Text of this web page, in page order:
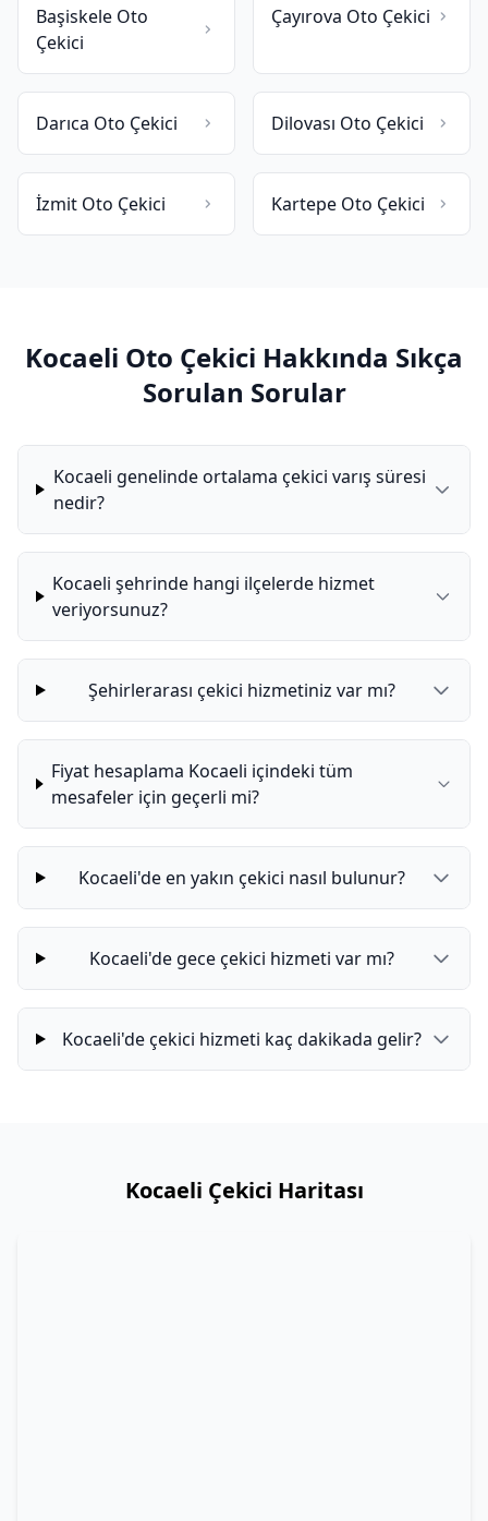
Başiskele Oto
Çekici
Çayırova Oto Çekici
Darıca Oto Çekici Dilovası Oto Çekici
İzmit Oto Çekici Kartepe Oto Çekici
Kocaeli Oto Çekici Hakkında Sıkça
Sorulan Sorular
Kocaeli genelinde ortalama çekici varış süresi
nedir?
Kocaeli şehrinde hangi ilçelerde hizmet
veriyorsunuz?
Şehirlerarası çekici hizmetiniz var mı?
Fiyat hesaplama Kocaeli içindeki tüm
mesafeler için geçerli mi?
Kocaeli'de en yakın çekici nasıl bulunur?
Kocaeli'de gece çekici hizmeti var mı?
Kocaeli'de çekici hizmeti kaç dakikada gelir?
Kocaeli Çekici Haritası